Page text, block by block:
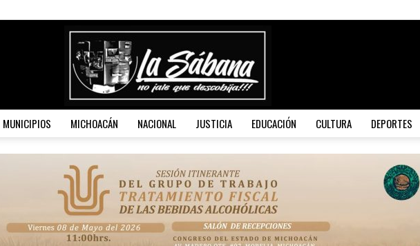
Sábana
MUNICIPIOS MICHOACÁN NACIONAL JUSTICIA EDUCACIÓN CULTURA DEPORTES